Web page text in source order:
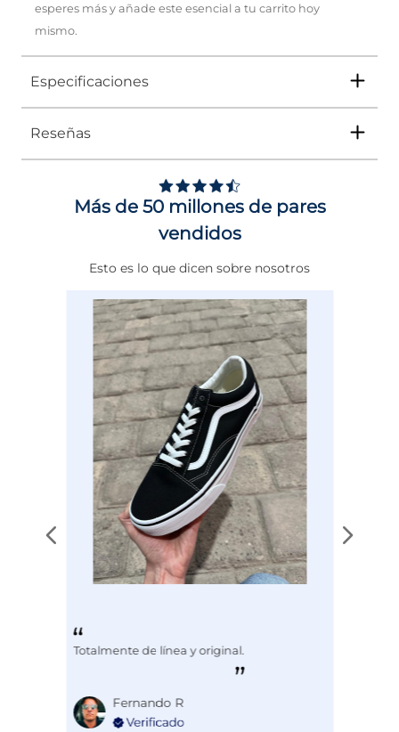
esperes más y añade este esencial a tu carrito hoy
mismo.
Especificaciones
Tipo
Género Niña
DE 0 A 4 cms
NORMAL
CAFE
Reseñas
Más de 50 millones de pares
vendidos
Esto es lo que dicen sobre nosotros
Totalmente de línea y original.
Fernando R